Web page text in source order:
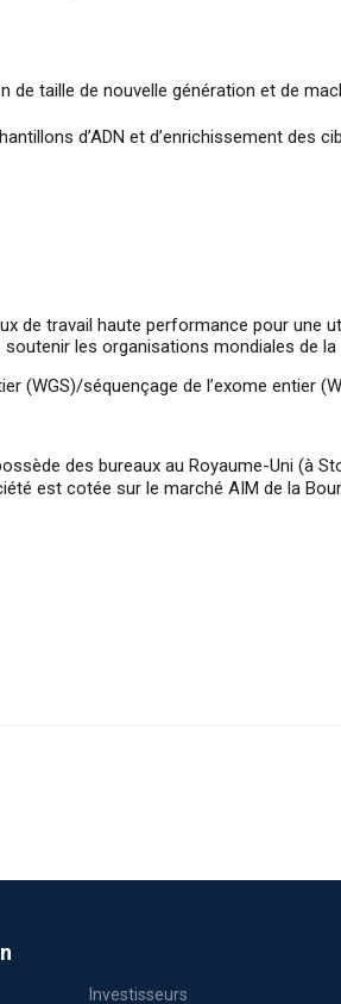
taille de nouvelle génération et de
d’ADN et d’enrichissement des
de travail haute performance pour une
les organisations mondiales de
(WGS)/séquençage de l’exome entier
des bureaux au Royaume-Uni (à
est cotée sur le marché AIM de la
Investisseurs